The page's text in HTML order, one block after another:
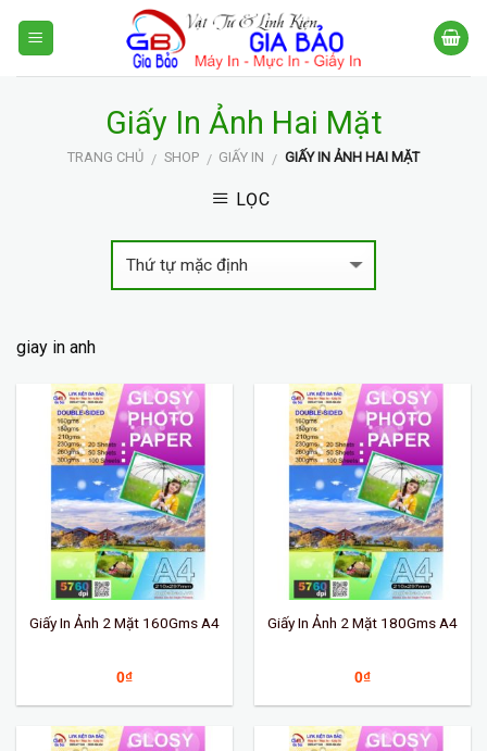
Giấy In Ảnh Hai Mặt
TRANG CHỦ / SHOP / GIẤY IN / GIẤY IN ẢNH HAI MẶT
LỌC
giay in anh
Giấy In Ảnh 2 Mặt 160Gms A4
0₫
Giấy In Ảnh 2 Mặt 180Gms A4
0₫